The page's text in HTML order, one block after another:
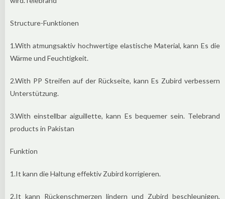
Structure-Funktionen
1.With atmungsaktiv hochwertige elastische Material, kann Es die
Wärme und Feuchtigkeit.
2.With PP Streifen auf der Rückseite, kann Es Zubird verbessern
Unterstützung.
3.With einstellbar aiguillette, kann Es bequemer sein. Telebrand
products in Pakistan
Funktion
1.It kann die Haltung effektiv Zubird korrigieren.
2.It kann Rückenschmerzen lindern und Zubird beschleunigen,